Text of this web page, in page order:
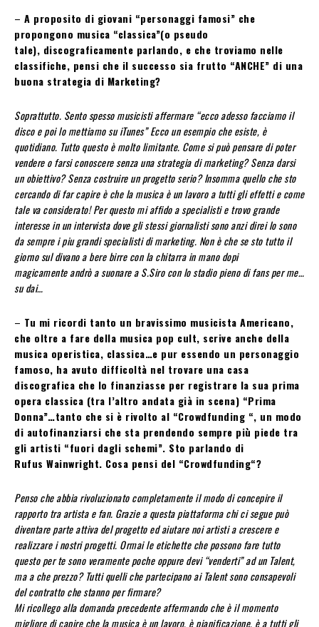
– A proposito di giovani “personaggi famosi” che
propongono musica “classica”(o pseudo
tale), discograficamente parlando, e che troviamo nelle
classifiche, pensi che il successo sia frutto “ANCHE” di una
buona strategia di Marketing?
Soprattutto. Sento spesso musicisti affermare “ecco adesso facciamo il
disco e poi lo mettiamo su iTunes” Ecco un esempio che esiste, è
quotidiano. Tutto questo è molto limitante. Come si può pensare di poter
vendere o farsi conoscere senza una strategia di marketing? Senza darsi
un obiettivo? Senza costruire un progetto serio? Insomma quello che sto
cercando di far capire è che la musica è un lavoro a tutti gli effetti e come
tale va considerato! Per questo mi affido a specialisti e trovo grande
interesse in un intervista dove gli stessi giornalisti sono anzi direi lo sono
da sempre i piu grandi specialisti di marketing. Non è che se sto tutto il
giorno sul divano a bere birre con la chitarra in mano dopi
magicamente andrò a suonare a S.Siro con lo stadio pieno di fans per me…
su dai…
– Tu mi ricordi tanto un bravissimo musicista Americano,
che oltre a fare della musica pop cult, scrive anche della
musica operistica, classica…e pur essendo un personaggio
famoso, ha avuto difficoltà nel trovare una casa
discografica che lo finanziasse per registrare la sua prima
opera classica (tra l’altro andata già in scena) “Prima
Donna”…tanto che si è rivolto al “Crowdfunding “, un modo
di autofinanziarsi che sta prendendo sempre più piede tra
gli artisti “fuori dagli schemi”. Sto parlando di
Rufus Wainwright. Cosa pensi del “Crowdfunding“?
Penso che abbia rivoluzionato completamente il modo di concepire il
rapporto tra artista e fan. Grazie a questa piattaforma chi ci segue può
diventare parte attiva del progetto ed aiutare noi artisti a crescere e
realizzare i nostri progetti. Ormai le etichette che possono fare tutto
questo per te sono veramente poche oppure devi “venderti” ad un Talent,
ma a che prezzo? Tutti quelli che partecipano ai Talent sono consapevoli
del contratto che stanno per firmare?
Mi ricollego alla domanda precedente affermando che è il momento
migliore di capire che la musica è un lavoro, è pianificazione, è a tutti gli